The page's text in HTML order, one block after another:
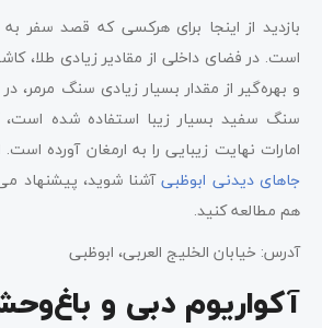
بازدید از اینجا برای هر­کسی که قصد سفر به
است. در فضای داخلی از مقادیر زیادی طلا،
و بهره‌گیر از مقدار بسیار زیادی سنگ مرمر،
سنگ سفید بسیار زیبا استفاده شده
امارات نهایت زیبایی را به ارمغان آورده است.
جاهای دیدنی ابوظبیآشنا شوید، پیشنهاد
هم مطالعه کنید.
آدرس: خیابان الخلیج العربی، ابوظبی
آکواریوم دبی و